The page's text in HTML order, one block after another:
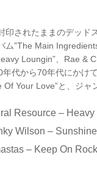
印されたままのデッド
ム”The Main
Loungin”、Rae &
年代から70年代にかけ
Of Your Love”と、ジ
Resource – Heavy
Wilson –
– Keep On